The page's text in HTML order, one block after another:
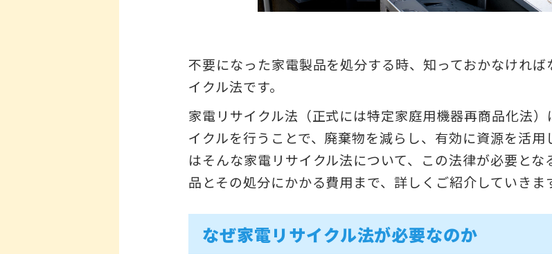
不要になった家電製品を処分する時、知っておかなけれ
イクル法です。
家電リサイクル法（正式には特定家庭用機器再商品化法
イクルを行うことで、廃棄物を減らし、有効に資源を活
はそんな家電リサイクル法について、この法律が必要と
品とその処分にかかる費用まで、詳しくご紹介していきま
なぜ家電リサイクル法が必要なのか